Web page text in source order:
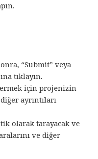
“Submit” veya
tıklayın.
için projenizin
ayrıntıları
olarak tarayacak ve
ve diğer